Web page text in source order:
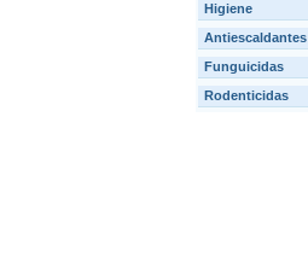
Higiene
Antiescaldantes
Funguicidas
Rodenticidas